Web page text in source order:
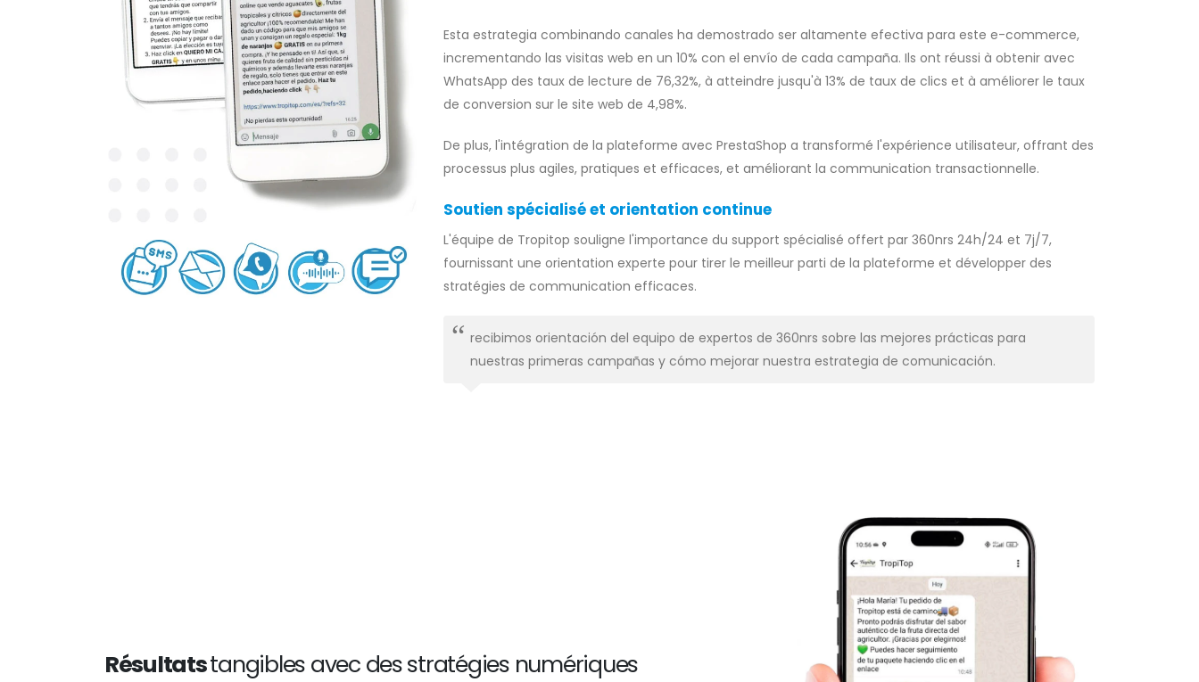
Esta estrategia combinando canales ha demostrado ser altamente efectiva para este e-commerce,
incrementando las visitas web en un 10% con el envío de cada campaña. Ils ont réussi à obtenir avec
WhatsApp des taux de lecture de 76,32%, à atteindre jusqu'à 13% de taux de clics et à améliorer le taux
de conversion sur le site web de 4,98%.
De plus, l'intégration de la plateforme avec PrestaShop a transformé l'expérience utilisateur, offrant des
processus plus agiles, pratiques et efficaces, et améliorant la communication transactionnelle.
Soutien spécialisé et orientation continue
L'équipe de Tropitop souligne l'importance du support spécialisé offert par 360nrs 24h/24 et 7j/7,
fournissant une orientation experte pour tirer le meilleur parti de la plateforme et développer des
stratégies de communication efficaces.
recibimos orientación del equipo de expertos de 360nrs sobre las mejores prácticas para
nuestras primeras campañas y cómo mejorar nuestra estrategia de comunicación.
Résultatstangibles avec des stratégies numériques